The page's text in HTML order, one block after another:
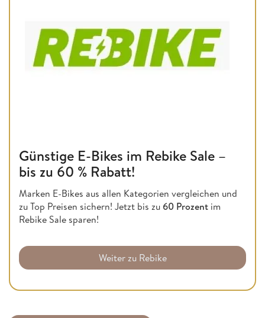
Günstige E-Bikes im Rebike Sale –
bis zu 60 % Rabatt!
Marken E-Bikes aus allen Kategorien vergleichen und
zu Top Preisen sichern! Jetzt bis zu 60 Prozent im
Rebike Sale sparen!
Weiter zu Rebike